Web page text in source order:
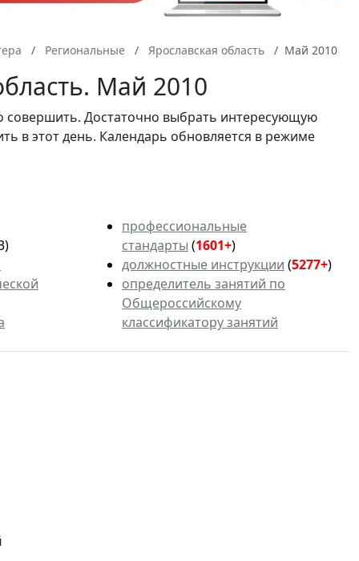
Региональные Ярославская область Май 2010
Май 2010
совершить. Достаточно выбрать интересующую
в этот день. Календарь обновляется в режиме
профессиональные
стандарты (1601+)
должностные инструкции (5277+)
определитель занятий по
Общероссийскому
классификатору занятий